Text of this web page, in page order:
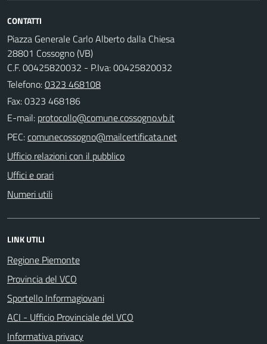
CONTATTI
Piazza Generale Carlo Alberto dalla Chiesa
28801 Cossogno (VB)
C.F. 00425820032 - P.Iva: 00425820032
Telefono:0323 468108
Fax: 0323 468186
E-mail:
PEC:
Ufficio relazioni con il pubblico
Uffici e orari
Numeri utili
LINK UTILI
Regione Piemonte
Provincia del VCO
Sportello Informagiovani
ACI - Ufficio Provinciale del VCO
Informativa privacy